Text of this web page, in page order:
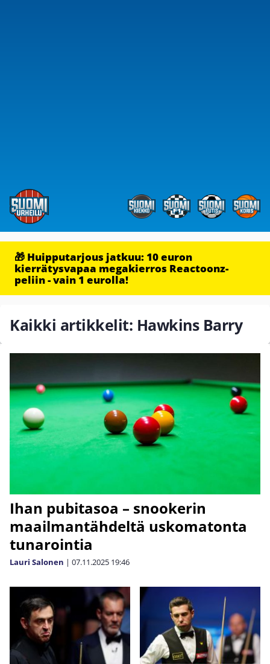
🎁 Huipputarjous jatkuu: 10 euron
kierrätysvapaa megakierros Reactoonz-
peliin - vain 1 eurolla!
Kaikki artikkelit: Hawkins Barry
Ihan pubitasoa – snookerin
maailmantähdeltä uskomatonta
tunarointia
Lauri Salonen | 07.11.2025 19:46